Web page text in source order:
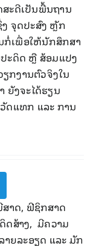
ສະດີເປັນພື້ນຖານ
ງ ຈຸດປະສົງ ຫຼັກ
ກໍ່ເພື່ອໃຫ້ນັກສຶກສາ
ະດິດ ຫຼື ສ້ອມແປງ
ກງານຕົວຈິງໃນ
ງຈະໄດ້ຮຽນ
ດແທກ ແລະ ການ
າດ, ຟີຊິກສາດ
ດສ້າງ, ມີຄວາມ
າຍລະອຽດ ແລະ ມັກ